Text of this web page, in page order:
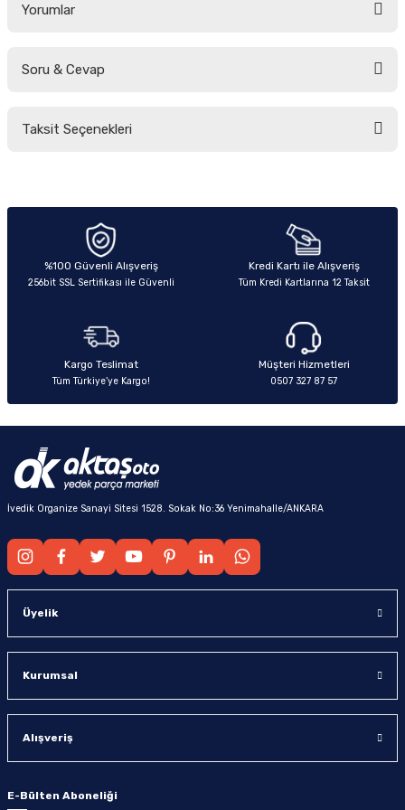
Yorumlar
Soru & Cevap
Taksit Seçenekleri
%100 Güvenli Alışveriş
256bit SSL Sertifikası ile Güvenli
Kredi Kartı ile Alışveriş
Tüm Kredi Kartlarına 12 Taksit
Kargo Teslimat
Tüm Türkiye’ye Kargo!
Müşteri Hizmetleri
0507 327 87 57
İvedik Organize Sanayi Sitesi 1528. Sokak No:36 Yenimahalle/ANKARA
Üyelik
Kurumsal
Alışveriş
E-Bülten Aboneliği